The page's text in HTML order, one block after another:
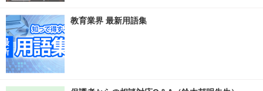
教育業界 最新用語集